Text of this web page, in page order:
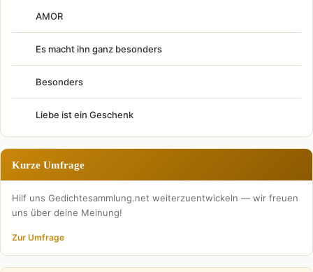
AMOR
Es macht ihn ganz besonders
Besonders
Liebe ist ein Geschenk
Kurze Umfrage
Hilf uns Gedichtesammlung.net weiterzuentwickeln — wir freuen
uns über deine Meinung!
Zur Umfrage